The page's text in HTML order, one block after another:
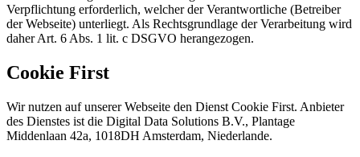
Verpflichtung erforderlich, welcher der Verantwortliche (Betreiber
der Webseite) unterliegt. Als Rechtsgrundlage der Verarbeitung wird
daher Art. 6 Abs. 1 lit. c DSGVO herangezogen.
Cookie First
Wir nutzen auf unserer Webseite den Dienst Cookie First. Anbieter
des Dienstes ist die Digital Data Solutions B.V., Plantage
Middenlaan 42a, 1018DH Amsterdam, Niederlande.